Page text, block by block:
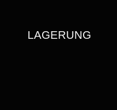
G
LAGERUNG